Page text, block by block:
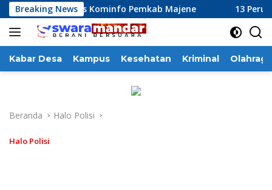
Langsung
ke
konten
Breaking News
Dinas Kominfo Pemkab Majene 13 Perusahaan
Kabar Desa Kampus Kesehatan Kriminal Olahraga
Beranda Halo Polisi
Halo Polisi